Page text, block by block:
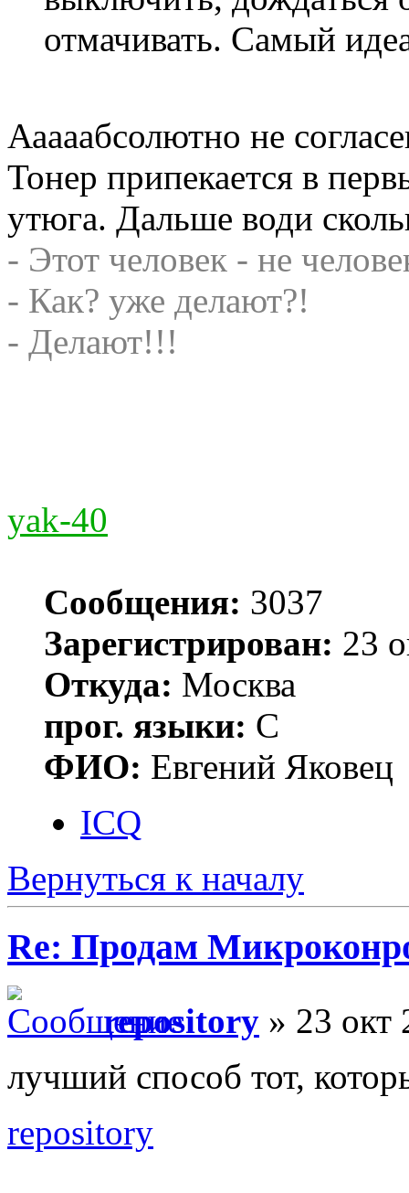
отмачивать. Самый
Ааааабсолютно не
Тонер припекается в
утюга. Дальше води
- Этот человек - не
- Как? уже делают?!
- Делают!!!
yak-40
Сообщения: 3037
Зарегистрирован: 23
Откуда: Москва
прог. языки: С
ФИО: Евгений Яковец
ICQ
Вернуться к началу
Re: Продам
repository » 23 окт
лучший способ тот,
repository